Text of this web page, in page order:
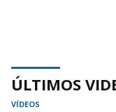
ÚLTIMOS
VÍDEOS